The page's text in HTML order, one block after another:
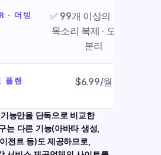
· 더빙
✅ 99개 이상의 언어 ·
목소리 복제 · 오디오
분리
플랜
$6.99/월
능만을 단독으로 비교한
는 다른 기능(아바타 생성,
전트 등)도 제공하므로,